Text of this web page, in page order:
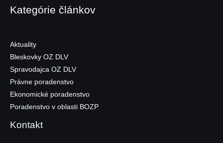
Kategórie článkov
Aktuality
Bleskovky OZ DLV
Spravodajca OZ DLV
Právne poradenstvo
Ekonomické poradenstvo
Poradenstvo v oblasti BOZP
Kontakt